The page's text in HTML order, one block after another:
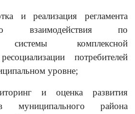
и реализация регламента
взаимодействия по
системы комплексной
потребителей
уровне;
и оценка развития
муниципального района